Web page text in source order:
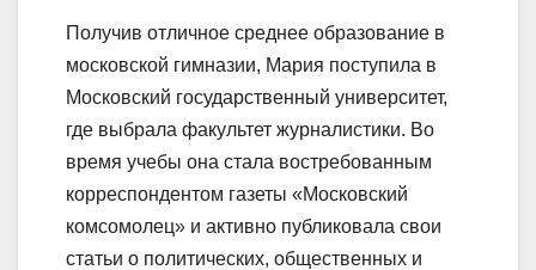
Получив отличное среднее образование в
московской гимназии, Мария поступила в
Московский государственный университет,
где выбрала факультет журналистики. Во
время учебы она стала востребованным
корреспондентом газеты «Московский
комсомолец» и активно публиковала свои
статьи о политических, общественных и